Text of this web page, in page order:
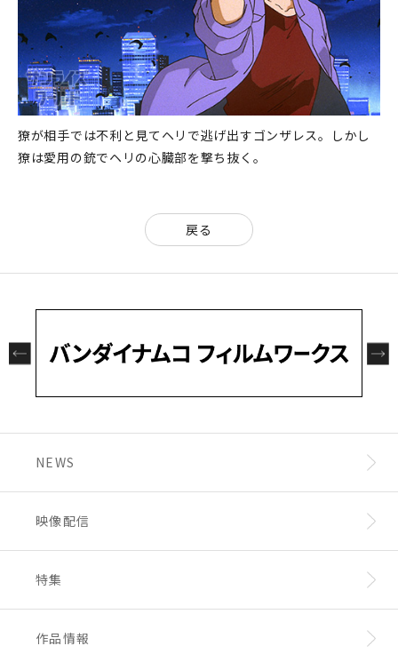
獠が相手では不利と見てヘリで逃げ出すゴンザレス。しかし
獠は愛用の銃でヘリの心臓部を撃ち抜く。
戻る
NEWS
映像配信
特集
作品情報